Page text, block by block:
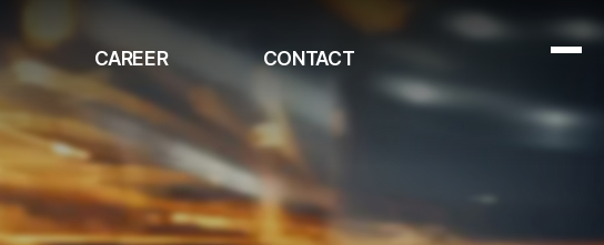
CAREER CONTACT